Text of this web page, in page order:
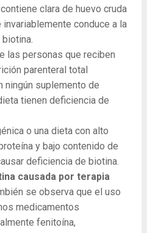
clara de huevo cruda
invariablemente conduce a la
las personas que reciben
parenteral total
ningún suplemento de
tienen deficiencia de
o una dieta con alto
y bajo contenido de
deficiencia de biotina.
causada por terapia
se observa que el uso
medicamentos
fenitoína,